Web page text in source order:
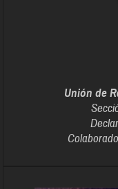
Unión de